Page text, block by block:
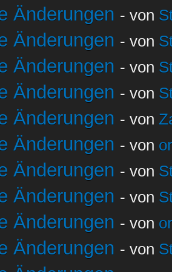
Änderungen - von
Änderungen - von
Änderungen - von
Änderungen - von
Änderungen - von
Änderungen - von
Änderungen - von
Änderungen - von
Änderungen - von
Änderungen - von